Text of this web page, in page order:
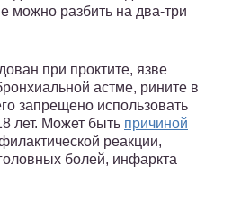
можно разбить на два-три
при проктите, язве
астме, рините в
запрещено использовать
лет. Может быть причиной
реакции,
болей, инфаркта